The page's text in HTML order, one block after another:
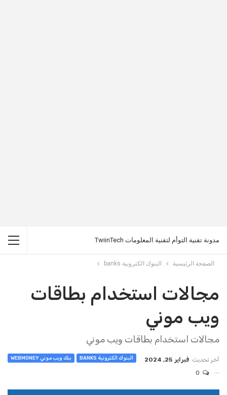
مدونة تقنية التوأم لتقنية المعلومات TwiinTech
الصفحة الرئيسية البنوك الكترونية banks
مجالات استخدام بطاقات
ويب موني
مجالات استخدام بطاقات ويب موني
البنوك الكترونية BANKS بنك ويب موني WEBMONEY آخر تحديث فبراير 25, 2024